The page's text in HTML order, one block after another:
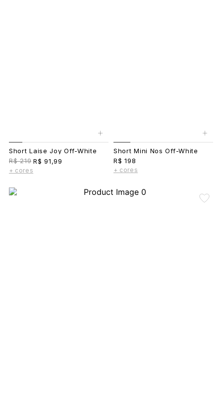
+
Short Laise Joy Off-White
R$ 219 R$ 91,99
+ cores
+
Short Mini Nos Off-White
R$ 198
+ cores